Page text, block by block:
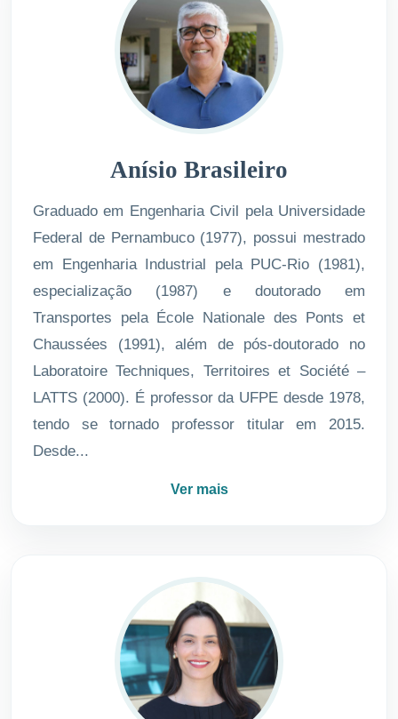
Anísio Brasileiro
Graduado em Engenharia Civil pela Universidade
Federal de Pernambuco (1977), possui mestrado
em Engenharia Industrial pela PUC-Rio (1981),
especialização (1987) e doutorado em
Transportes pela École Nationale des Ponts et
Chaussées (1991), além de pós-doutorado no
Laboratoire Techniques, Territoires et Société –
LATTS (2000). É professor da UFPE desde 1978,
tendo se tornado professor titular em 2015.
Desde...
Ver mais